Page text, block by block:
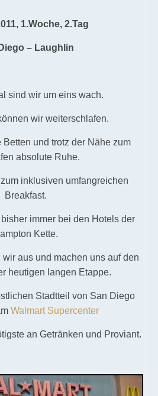
1.Woche, 2.Tag
– Laughlin
sind wir um eins wach.
wir weiterschlafen.
und trotz der Nähe zum
absolute Ruhe.
inklusiven umfangreichen
Breakfast.
immer bei den Hotels der
Kette.
aus und machen uns auf den
heutigen langen Etappe.
Stadtteil von San Diego
Walmart Supercenter
an Getränken und Proviant.